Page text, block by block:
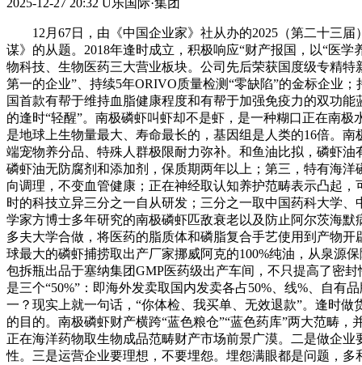
2025-12-27 20:32 U乐国际·集团
12月67日，由《中国企业家》社从办的2025（第二十三届
谋》的从题。2018年逢时成立，积极响应“财产报国，以“医
物科技、生物医药三大营业板块。公司先后荣获国度级专精
第一的企业”、持续5年ORIVO质量检测“零缺陷”的金标企业
国首款有帮于维持血脂健康程度和有帮于加强免疫力的双功
的逢时“轻醒”。南极磷虾叫虾却不是虾，是一种糊口正在南
是地球上生物量最大、寿命最长的，基因组是人类的16倍。
端宠物养分品、特殊人群极限耐力弥补。和鱼油比拟，磷虾
磷虾油无防腐剂和添加剂，保质期两年以上；第三，特有海
向调理，不变血管健康；正在神经取认知养护范畴表示凸起
时的科技立异三分之一自从研发；三分之一取中国药科大学
学家方博士多年研究的南极磷虾匹敌衰老以及防止阿尔茨海
多夫大学合做，将医药的脂质体和磷脂复合手艺使用到产物
球最大的磷虾捕捞取出产厂家挪威阿克的100%纯油，从泉源
包拆瓶出品于塞纳集团GMP医药级出产车间，不只提高了密
是三个“50%”：即海外发卖取国内发卖各占50%、线%、自
一？现实上就一句话，“你体检、我买单、无效退款”。逢时
的目的。南极磷虾财产横跨“蓝色粮仓”“蓝色药库”两大范畴
正在海洋药物取生物成品范畴财产市场前景广漠。二是做企
性。三是运营企业要理想，不要埋怨。埋怨满眼都是问题，